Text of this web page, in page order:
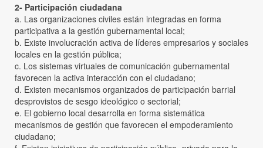
2- Participación ciudadana
a. Las organizaciones civiles están integradas en forma
participativa a la gestión gubernamental local;
b. Existe involucración activa de líderes empresarios y sociales
locales en la gestión pública;
c. Los sistemas virtuales de comunicación gubernamental
favorecen la activa interacción con el ciudadano;
d. Existen mecanismos organizados de participación barrial
desprovistos de sesgo ideológico o sectorial;
e. El gobierno local desarrolla en forma sistemática
mecanismos de gestión que favorecen el empoderamiento
ciudadano;